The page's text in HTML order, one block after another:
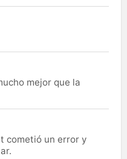
mejor que la
cometió un error y